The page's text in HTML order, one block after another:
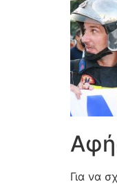
Για να